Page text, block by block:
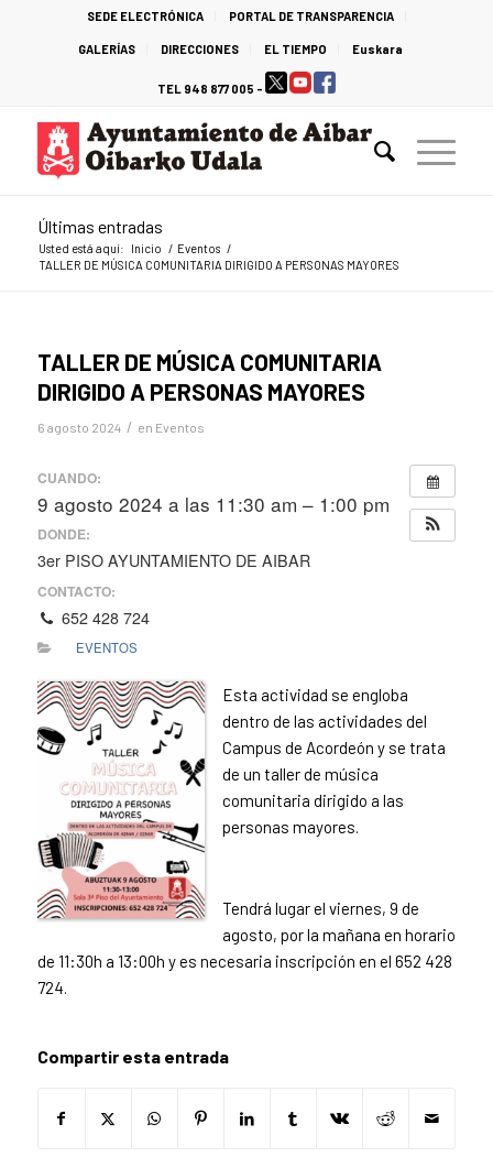
SEDE ELECTRÓNICA PORTAL DE TRANSPARENCIA
GALERÍAS DIRECCIONES EL TIEMPO Euskara
TEL 948 877 005 -
Últimas entradas
Usted está aquí: Inicio / Eventos /
TALLER DE MÚSICA COMUNITARIA DIRIGIDO A PERSONAS MAYORES
TALLER DE MÚSICA COMUNITARIA
DIRIGIDO A PERSONAS MAYORES
6 agosto 2024 / en Eventos
CUANDO:
9 agosto 2024 a las 11:30 am – 1:00 pm
DONDE:
3er PISO AYUNTAMIENTO DE AIBAR
CONTACTO:
652 428 724
EVENTOS
Esta actividad se engloba
dentro de las actividades del
Campus de Acordeón y se trata
de un taller de música
comunitaria dirigido a las
personas mayores.
Tendrá lugar el viernes, 9 de
agosto, por la mañana en horario
de 11:30h a 13:00h y es necesaria inscripción en el 652 428
724.
Compartir esta entrada